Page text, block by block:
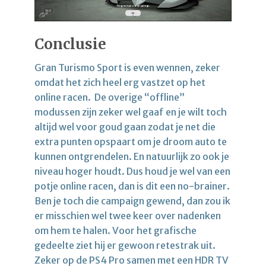
Conclusie
Gran Turismo Sport is even wennen, zeker
omdat het zich heel erg vastzet op het
online racen. De overige “offline”
modussen zijn zeker wel gaaf en je wilt toch
altijd wel voor goud gaan zodat je net die
extra punten opspaart om je droom auto te
kunnen ontgrendelen. En natuurlijk zo ook je
niveau hoger houdt. Dus houd je wel van een
potje online racen, dan is dit een no-brainer.
Ben je toch die campaign gewend, dan zou ik
er misschien wel twee keer over nadenken
om hem te halen. Voor het grafische
gedeelte ziet hij er gewoon retestrak uit.
Zeker op de PS4 Pro samen met een HDR TV